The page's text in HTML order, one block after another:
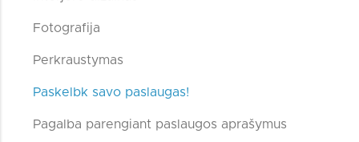
Fotografija
Perkraustymas
Paskelbk savo paslaugas!
Pagalba parengiant paslaugos aprašymus